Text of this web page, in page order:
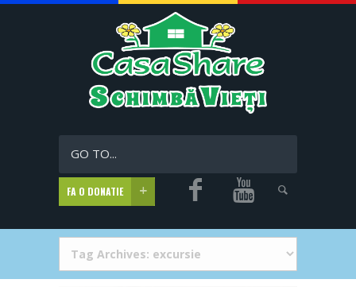
GO TO...
FA O DONATIE